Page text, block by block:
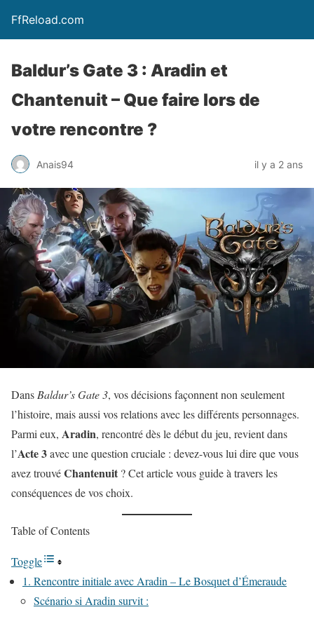
FfReload.com
Baldur’s Gate 3 : Aradin et
Chantenuit – Que faire lors de
votre rencontre ?
Anais94 il y a 2 ans
Dans Baldur’s Gate 3, vos décisions façonnent non seulement
l’histoire, mais aussi vos relations avec les différents personnages.
Parmi eux, Aradin, rencontré dès le début du jeu, revient dans
l’Acte 3avec une question cruciale : devez-vous lui dire que vous
avez trouvéChantenuit ? Cet article vous guide à travers les
conséquences de vos choix.
Table of Contents
Toggle
1. Rencontre initiale avec Aradin – Le Bosquet d’Émeraude
Scénario si Aradin survit :